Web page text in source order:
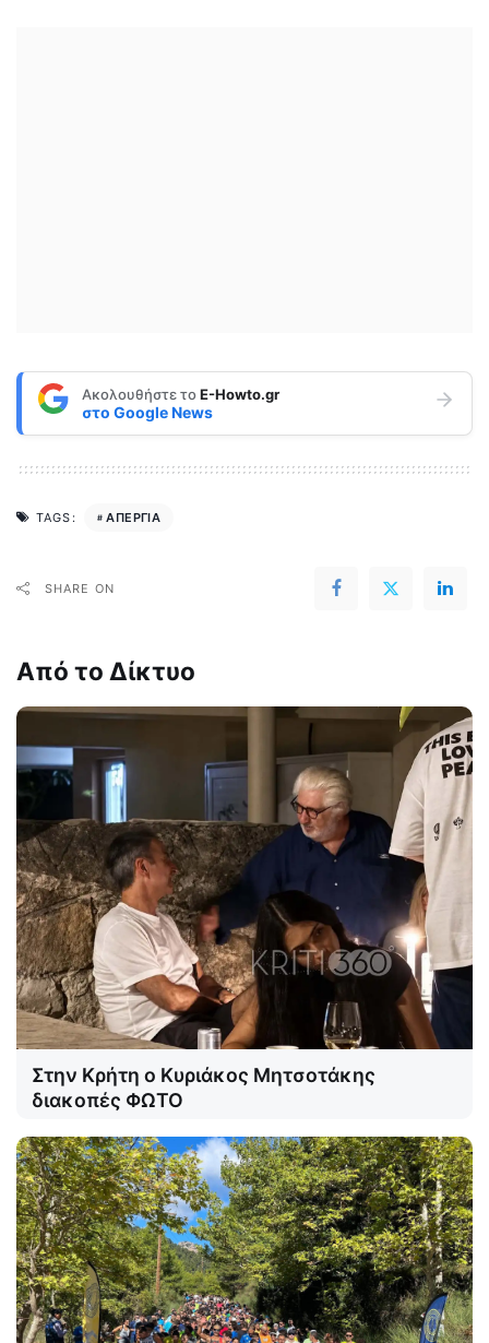
Ακολουθήστε τοE-Howto.gr
στο Google News
TAGS: ΑΠΕΡΓΙΑ
SHARE ON
Από το Δίκτυο
Στην Κρήτη ο Κυριάκος Μητσοτάκης
διακοπές ΦΩΤΟ